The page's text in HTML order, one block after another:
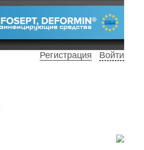
Войти
Регистрация